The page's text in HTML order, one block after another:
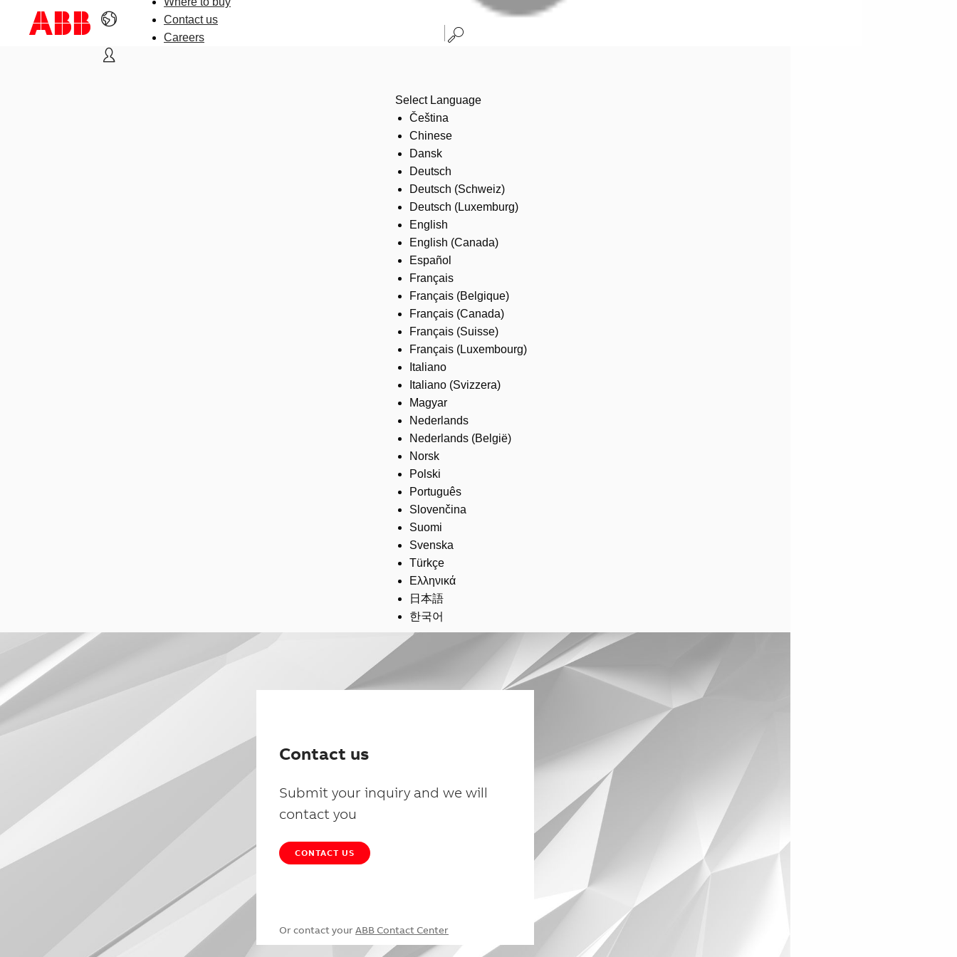
Contact us
Careers
Select Language
Čeština
Chinese
Dansk
Deutsch
Deutsch (Schweiz)
Deutsch (Luxemburg)
English
English (Canada)
Español
Français
Français (Belgique)
Français (Canada)
Français (Suisse)
Français (Luxembourg)
Italiano
Italiano (Svizzera)
Magyar
Nederlands
Nederlands (België)
Norsk
Polski
Português
Slovenčina
Suomi
Svenska
Türkçe
Ελληνικά
日本語
한국어
Contact us
Submit your inquiry and we will
contact you
CONTACT US
Or contact your ABB Contact Center